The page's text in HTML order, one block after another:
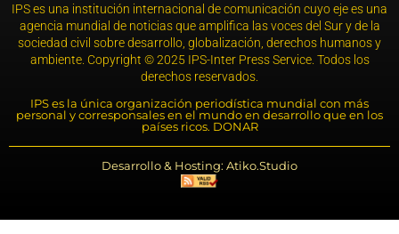
IPS es una institución internacional de comunicación cuyo eje es una
agencia mundial de noticias que amplifica las voces del Sur y de la
sociedad civil sobre desarrollo, globalización, derechos humanos y
ambiente. Copyright © 2025 IPS-Inter Press Service. Todos los
derechos reservados.
IPS es la única organización periodística mundial con más
personal y corresponsales en el mundo en desarrollo que en los
países ricos. DONAR
Desarrollo & Hosting: Atiko.Studio